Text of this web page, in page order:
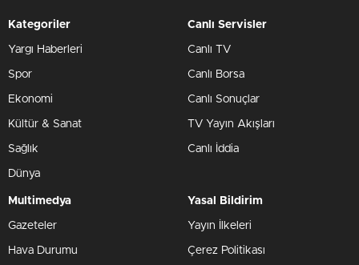
Kategoriler
Yargı Haberleri
Spor
Ekonomi
Kültür & Sanat
Sağlık
Dünya
Canlı Servisler
Canlı TV
Canlı Borsa
Canlı Sonuçlar
TV Yayın Akışları
Canlı İddia
Multimedya
Gazeteler
Hava Durumu
Yasal Bildirim
Yayın İlkeleri
Çerez Politikası